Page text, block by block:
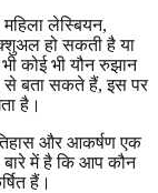
लेस्बियन,
हो सकती है या
कोई भी यौन रुझान
से बता सकते हैं, इस पर
है।
और आकर्षण एक
बारे में है कि आप कौन
हैं।